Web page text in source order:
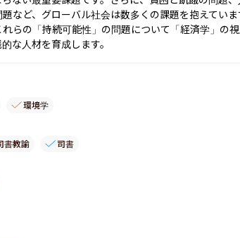
など、グローバル社会は数多くの課題を抱えてい
らの「持続可能性」の問題について「経済学」の
な人材を育成します。
環境学
書教諭 司書